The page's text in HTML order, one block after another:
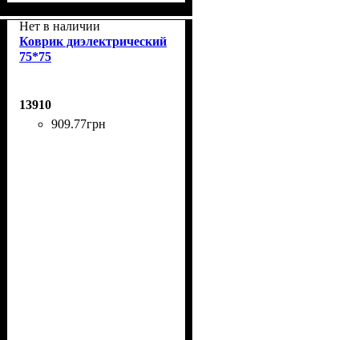
Нет в наличии
Коврик диэлектрический
75*75
13910
909.77грн